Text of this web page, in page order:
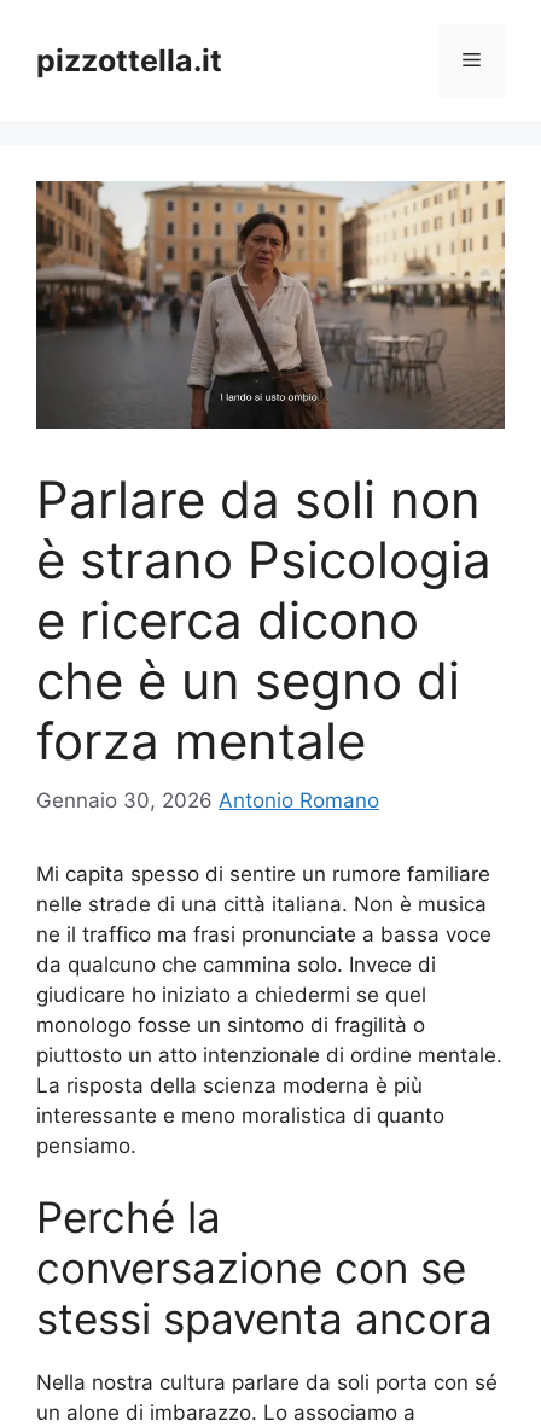
contenuto
pizzottella.it Menu
Parlare da soli non
è strano Psicologia
e ricerca dicono
che è un segno di
forza mentale
Gennaio 30, 2026 Antonio Romano
Mi capita spesso di sentire un rumore familiare
nelle strade di una città italiana. Non è musica
ne il traffico ma frasi pronunciate a bassa voce
da qualcuno che cammina solo. Invece di
giudicare ho iniziato a chiedermi se quel
monologo fosse un sintomo di fragilità o
piuttosto un atto intenzionale di ordine mentale.
La risposta della scienza moderna è più
interessante e meno moralistica di quanto
pensiamo.
Perché la
conversazione con se
stessi spaventa ancora
Nella nostra cultura parlare da soli porta con sé
un alone di imbarazzo. Lo associamo a